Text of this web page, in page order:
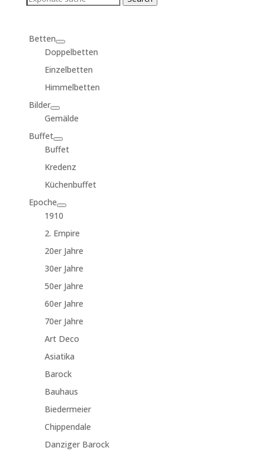
Betten
Doppelbetten
Einzelbetten
Himmelbetten
Bilder
Gemälde
Buffet
Buffet
Kredenz
Küchenbuffet
Epoche
1910
2. Empire
20er Jahre
30er Jahre
50er Jahre
60er Jahre
70er Jahre
Art Deco
Asiatika
Barock
Bauhaus
Biedermeier
Chippendale
Danziger Barock